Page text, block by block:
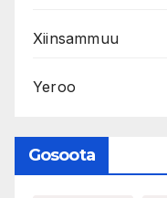
Xiinsammuu
Yeroo
Gosoota